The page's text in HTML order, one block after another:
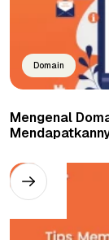
Domain
Mengenal